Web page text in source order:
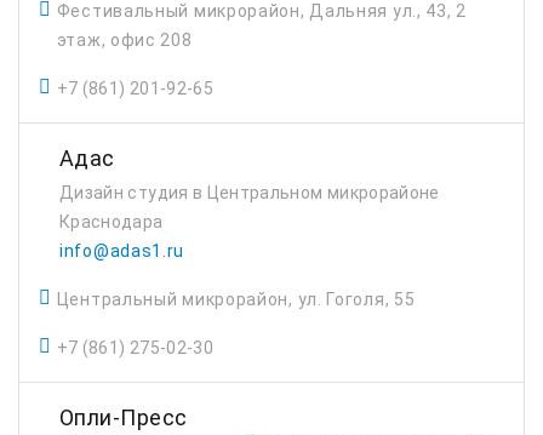
Фестивальный микрорайон, Дальняя ул., 43, 2
этаж, офис 208
+7 (861) 201-92-65
Адас
Дизайн студия в Центральном микрорайоне
Краснодара
info@adas1.ru
Центральный микрорайон, ул. Гоголя, 55
+7 (861) 275-02-30
Опли-Пресс